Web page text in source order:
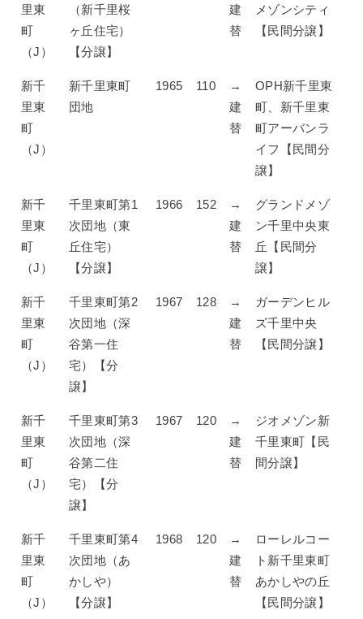
里東
町
（J）
（新千里桜
ヶ丘住宅）
【分譲】
建
替
メゾンシティ
【民間分譲】
新千
里東
町
（J）
新千里東町
団地
1965 110
→
建
替
OPH新千里東
町、新千里東
町アーバンラ
イフ【民間分
譲】
新千
里東
町
（J）
千里東町第1
次団地（東
丘住宅）
【分譲】
1966 152
→
建
替
グランドメゾ
ン千里中央東
丘【民間分
譲】
新千
里東
町
（J）
千里東町第2
次団地（深
谷第一住
宅）【分
譲】
1967 128
→
建
替
ガーデンヒル
ズ千里中央
【民間分譲】
新千
里東
町
（J）
千里東町第3
次団地（深
谷第二住
宅）【分
譲】
1967 120
→
建
替
ジオメゾン新
千里東町【民
間分譲】
新千
里東
町
（J）
千里東町第4
次団地（あ
かしや）
【分譲】
1968 120
→
建
替
ローレルコー
ト新千里東町
あかしやの丘
【民間分譲】